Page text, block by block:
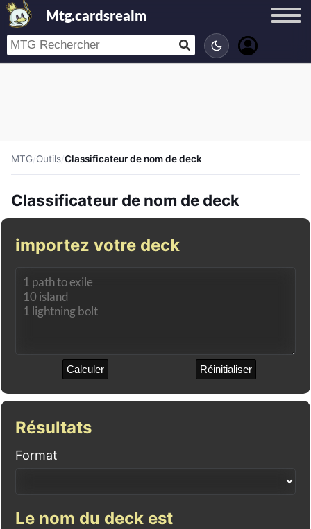
Mtg.cardsrealm
MTG/Outils/Classificateur de nom de deck
Classificateur de nom de deck
importez votre deck
Calculer Réinitialiser
Résultats
Format
Le nom du deck est